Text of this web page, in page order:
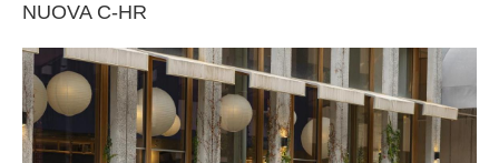
NUOVA C-HR